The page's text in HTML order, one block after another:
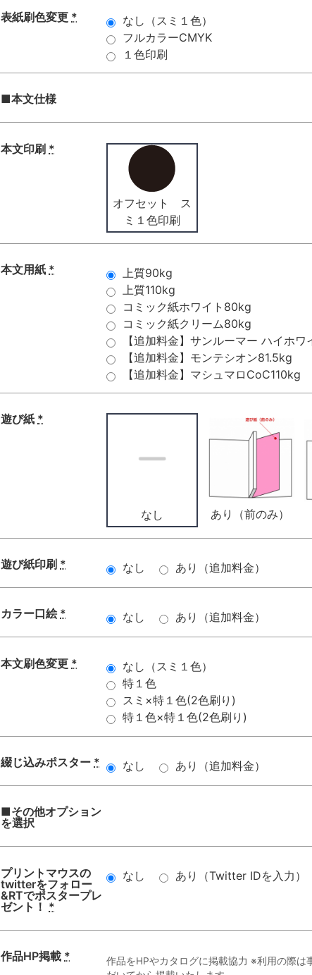
表紙刷色変更 *
なし（スミ１色）
フルカラーCMYK
１色印刷
■本文仕様
本文印刷 *
オフセット ス
ミ１色印刷
本文用紙 *
上質90kg
上質110kg
コミック紙ホワイト80kg
コミック紙クリーム80kg
【追加料金】サンルーマー ハイホ
【追加料金】モンテシオン81.5kg
【追加料金】マシュマロCoC110kg
遊び紙 *
なし あり（前のみ）
遊び紙印刷 * なし あり（追加料金）
カラー口絵 * なし あり（追加料金）
本文刷色変更 *
なし（スミ１色）
特１色
スミ×特１色(2色刷り)
特１色×特１色(2色刷り)
綴じ込みポスター * なし あり（追加料金）
■その他オプション
を選択
プリントマウスの
twitterをフォロー
&RTでポスタープレ
ゼント！ *
なし あり（Twitter IDを入力）
作品HP掲載 *
作品をHPやカタログに掲載協力 ※利用の際